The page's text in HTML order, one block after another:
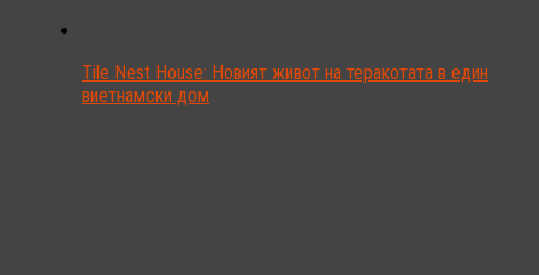
Tile Nest House: Новият живот на теракотата в един
виетнамски дом